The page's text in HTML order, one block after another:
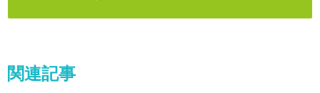
関連記事